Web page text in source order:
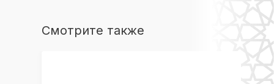
Смотрите также